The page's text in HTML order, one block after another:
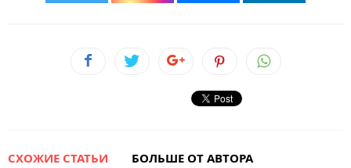
СХОЖИЕ СТАТЬИ БОЛЬШЕ ОТ АВТОРА